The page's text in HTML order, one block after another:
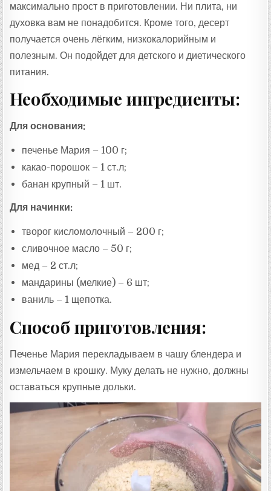
максимально прост в приготовлении. Ни плита, ни
духовка вам не понадобится. Кроме того, десерт
получается очень лёгким, низкокалорийным и
полезным. Он подойдет для детского и диетического
питания.
Необходимые ингредиенты:
Для основания:
печенье Мария – 100 г;
какао-порошок – 1 ст.л;
банан крупный – 1 шт.
Для начинки:
творог кисломолочный – 200 г;
сливочное масло – 50 г;
мед – 2 ст.л;
мандарины (мелкие) – 6 шт;
ваниль – 1 щепотка.
Способ приготовления:
Печенье Мария перекладываем в чашу блендера и
измельчаем в крошку. Муку делать не нужно, должны
оставаться крупные дольки.